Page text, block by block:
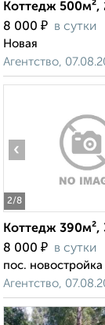
Коттедж 500м²,
8 000 ₽ в сутки
Новая
Агентство,
2/8
‹
Коттедж 390м²,
8 000 ₽ в сутки
пос. новостройка
Агентство,